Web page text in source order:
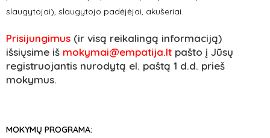
slaugytojai), slaugytojo padėjėjai, akušeriai.
Prisijungimus (ir visą reikalingą informaciją)
išsiųsime iš mokymai@empatija.lt pašto į Jūsų
registruojantis nurodytą el. paštą 1 d.d. prieš
mokymus.
MOKYMŲ PROGRAMA: